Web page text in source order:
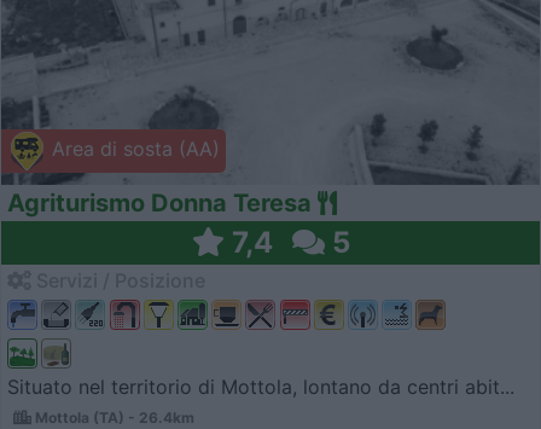
Area di sosta (AA)
Agriturismo Donna Teresa
7,4 5
Situato nel territorio di Mottola, lontano da centri abit...
Mottola (TA) - 26.4km